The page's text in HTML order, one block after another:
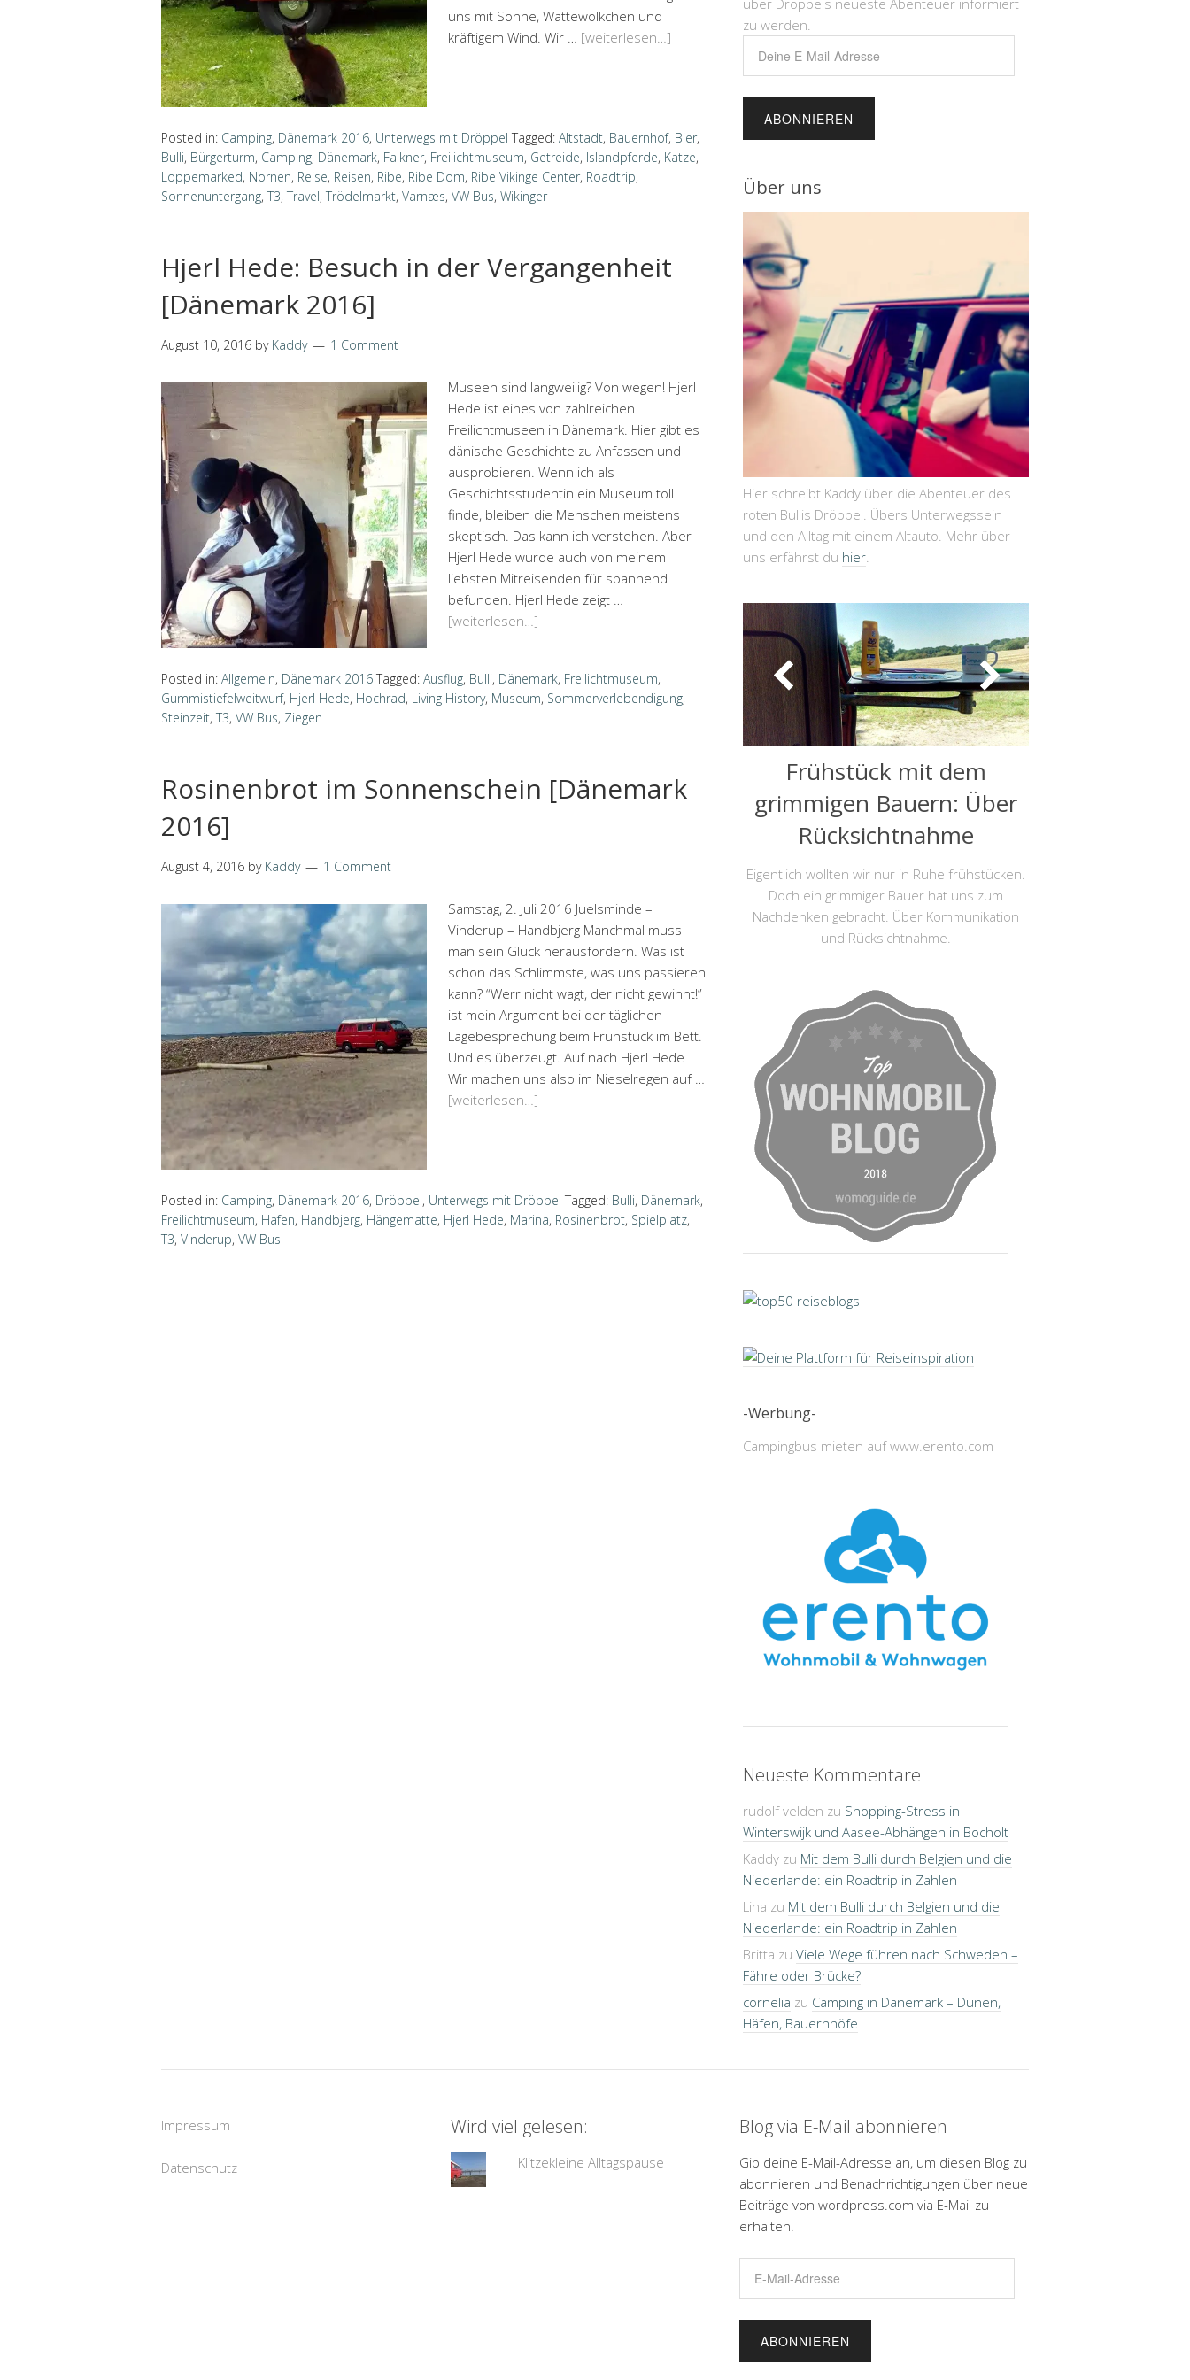
uns mit Sonne, Wattewölkchen und
kräftigem Wind. Wir … [weiterlesen…]
Posted in: Camping, Dänemark 2016, Unterwegs mit Dröppel Tagged: Altstadt, Bauernhof, Bier,
Bulli, Bürgerturm, Camping, Dänemark, Falkner, Freilichtmuseum, Getreide, Islandpferde, Katze,
Loppemarked, Nornen, Reise, Reisen, Ribe, Ribe Dom, Ribe Vikinge Center, Roadtrip,
Sonnenuntergang, T3, Travel, Trödelmarkt, Varnæs, VW Bus, Wikinger
Hjerl Hede: Besuch in der Vergangenheit
[Dänemark 2016]
August 10, 2016 by Kaddy 1 Comment
Museen sind langweilig? Von wegen! Hjerl
Hede ist eines von zahlreichen
Freilichtmuseen in Dänemark. Hier gibt es
dänische Geschichte zu Anfassen und
ausprobieren. Wenn ich als
Geschichtsstudentin ein Museum toll
finde, bleiben die Menschen meistens
skeptisch. Das kann ich verstehen. Aber
Hjerl Hede wurde auch von meinem
liebsten Mitreisenden für spannend
befunden. Hjerl Hede zeigt …
[weiterlesen…]
Posted in: Allgemein, Dänemark 2016 Tagged: Ausflug, Bulli, Dänemark, Freilichtmuseum,
Gummistiefelweitwurf, Hjerl Hede, Hochrad, Living History, Museum, Sommerverlebendigung,
Steinzeit, T3, VW Bus, Ziegen
Rosinenbrot im Sonnenschein [Dänemark
2016]
August 4, 2016 by Kaddy 1 Comment
Samstag, 2. Juli 2016 Juelsminde –
Vinderup – Handbjerg Manchmal muss
man sein Glück herausfordern. Was ist
schon das Schlimmste, was uns passieren
kann? “Werr nicht wagt, der nicht gewinnt!”
ist mein Argument bei der täglichen
Lagebesprechung beim Frühstück im Bett.
Und es überzeugt. Auf nach Hjerl Hede
Wir machen uns also im Nieselregen auf …
[weiterlesen…]
Posted in: Camping, Dänemark 2016, Dröppel, Unterwegs mit Dröppel Tagged: Bulli, Dänemark,
Freilichtmuseum, Hafen, Handbjerg, Hängematte, Hjerl Hede, Marina, Rosinenbrot, Spielplatz,
T3, Vinderup, VW Bus
über Dröppels neueste Abenteuer informiert
zu werden.
Adresse
Über uns
Hier schreibt Kaddy über die Abenteuer des
roten Bullis Dröppel. Übers Unterwegssein
und den Alltag mit einem Altauto. Mehr über
uns erfährst du hier.
Frühstück mit dem
grimmigen Bauern: Über
Rücksichtnahme
Eigentlich wollten wir nur in Ruhe frühstücken.
Doch ein grimmiger Bauer hat uns zum
Nachdenken gebracht. Über Kommunikation
und Rücksichtnahme.
-Werbung-
Campingbus mieten auf www.erento.com
Neueste Kommentare
rudolf velden zu Shopping-Stress in
Winterswijk und Aasee-Abhängen in Bocholt
Kaddyzu Mit dem Bulli durch Belgien und die
Niederlande: ein Roadtrip in Zahlen
Lina zu Mit dem Bulli durch Belgien und die
Niederlande: ein Roadtrip in Zahlen
Britta zu Viele Wege führen nach Schweden –
Fähre oder Brücke?
cornelia zu Camping in Dänemark – Dünen,
Häfen, Bauernhöfe
Impressum
Datenschutz
Wird viel gelesen:
Klitzekleine Alltagspause
Blog via E-Mail abonnieren
Gib deine E-Mail-Adresse an, um diesen Blog zu
abonnieren und Benachrichtigungen über neue
Beiträge von wordpress.com via E-Mail zu
erhalten.
Mail-